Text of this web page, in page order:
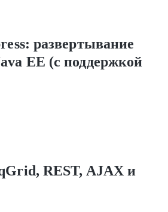
развертывание
EE (с поддержкой
REST, AJAX и